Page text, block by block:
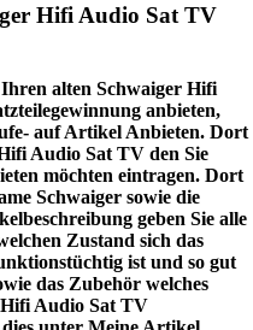
Hifi Audio Sat TV
alten Schwaiger Hifi
anbieten,
auf Artikel Anbieten. Dort
Audio Sat TV den Sie
möchten eintragen. Dort
Schwaiger sowie die
geben Sie alle
Zustand sich das
ist und so gut
das Zubehör welches
Audio Sat TV